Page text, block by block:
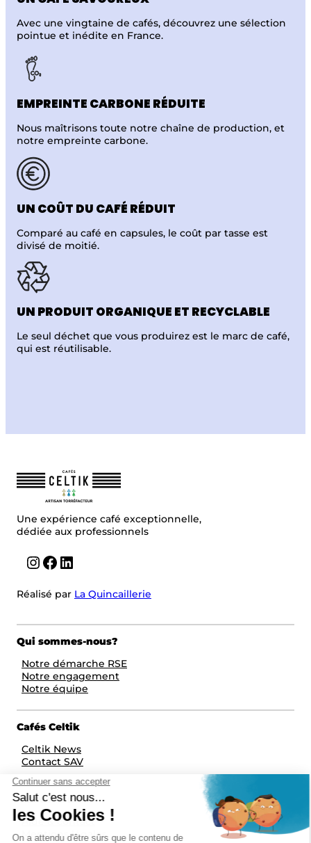
Avec une vingtaine de cafés, découvrez une sélection
pointue et inédite en France.
EMPREINTE CARBONE RÉDUITE
Nous maîtrisons toute notre chaîne de production, et
notre empreinte carbone.
UN COÛT DU CAFÉ RÉDUIT
Comparé au café en capsules, le coût par tasse est
divisé de moitié.
UN PRODUIT ORGANIQUE ET RECYCLABLE
Le seul déchet que vous produirez est le marc de café,
qui est réutilisable.
Une expérience café exceptionnelle,
dédiée aux professionnels
InstagramFacebook LinkedIn
Réalisé par La Quincaillerie
Qui sommes-nous?
Notre démarche RSE
Notre engagement
Notre équipe
Cafés Celtik
Celtik News
Contact SAV
Autres liens
Aide & contact
Mentions légales